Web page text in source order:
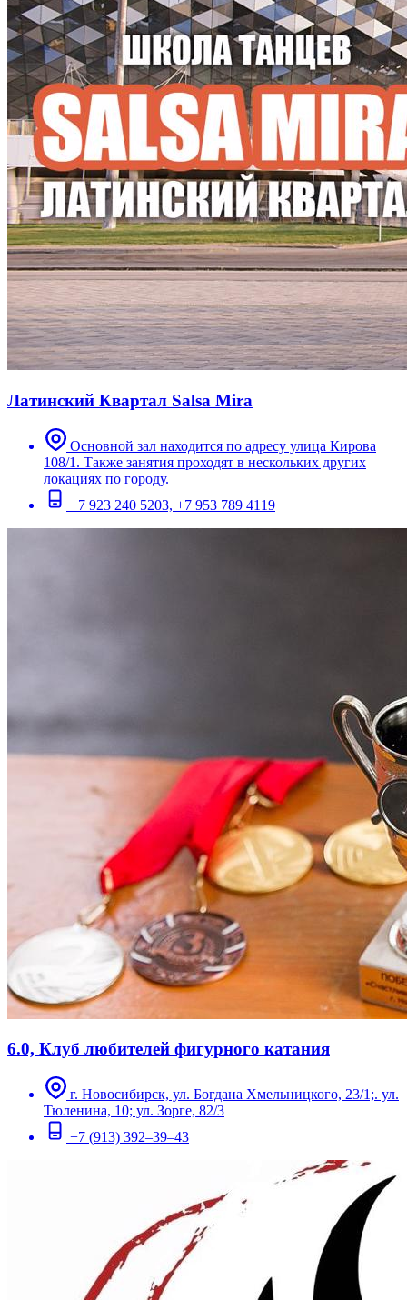
Латинский Квартал Salsa Mira
Основной зал находится по адресу улица Кирова
108/1. Также занятия проходят в нескольких других
локациях по городу.
+7 923 240 5203, +7 953 789 4119
6.0, Клуб любителей фигурного катания
г. Новосибирск, ул. Богдана Хмельницкого, 23/1;. ул.
Тюленина, 10; ул. Зорге, 82/3
+7 (913) 392–39–43